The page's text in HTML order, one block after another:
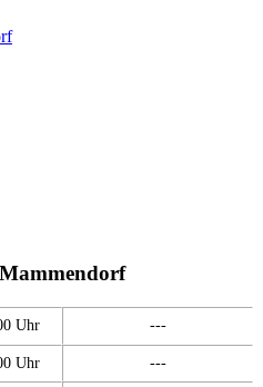
Uhr ---
Uhr ---